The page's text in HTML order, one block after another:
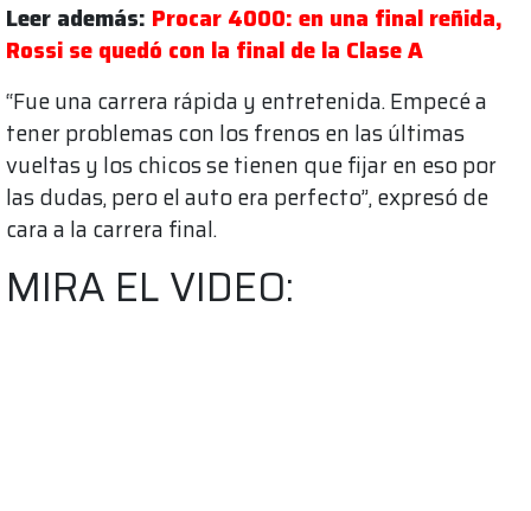
Leer además: Procar 4000: en una final reñida,
Rossi se quedó con la final de la Clase A
“Fue una carrera rápida y entretenida. Empecé a
tener problemas con los frenos en las últimas
vueltas y los chicos se tienen que fijar en eso por
las dudas, pero el auto era perfecto”, expresó de
cara a la carrera final.
MIRA EL VIDEO: